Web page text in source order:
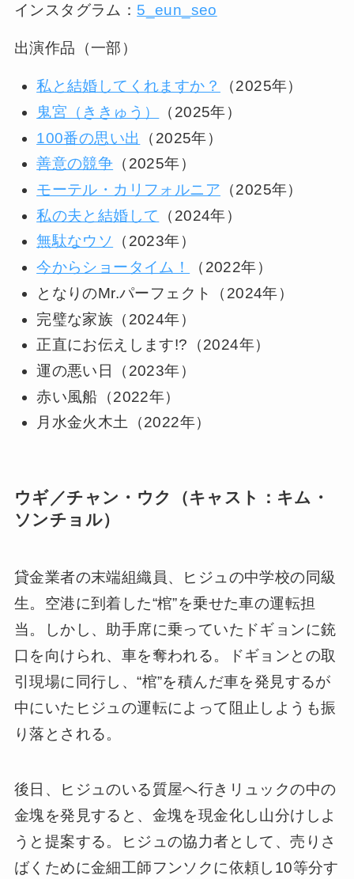
インスタグラム： 5_eun_seo
出演作品（一部）
私と結婚してくれますか？
（2025年）
鬼宮（ききゅう）
（2025年）
100番の思い出
（2025年）
善意の競争 （2025年）
モーテル・カリフォルニア （2025年）
私の夫と結婚して
（2024年）
無駄なウソ
（2023年）
今からショータイム！
（2022年）
となりのMr.パーフェクト（2024年）
完璧な家族（2024年）
正直にお伝えします!?（2024年）
運の悪い日（2023年）
赤い風船（2022年）
月水金火木土（2022年）
ウギ／チャン・ウク（キャスト：キム・
ソンチョル）
貸金業者の末端組織員、ヒジュの中学校の同級
生。空港に到着した“棺”を乗せた車の運転担
当。しかし、助手席に乗っていたドギョンに銃
口を向けられ、車を奪われる。ドギョンとの取
引現場に同行し、“棺”を積んだ車を発見するが
中にいたヒジュの運転によって阻止しようも振
り落とされる。
後日、ヒジュのいる質屋へ行きリュックの中の
金塊を発見すると、金塊を現金化し山分けしよ
うと提案する。ヒジュの協力者として、売りさ
ばくために金細工師フンソクに依頼し10等分す